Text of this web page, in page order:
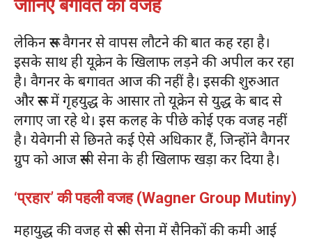
जानिए बगावत की वजह
लेकिन रूस वैगनर से वापस लौटने की बात कह रहा है।
इसके साथ ही यूक्रेन के खिलाफ लड़ने की अपील कर रहा
है। वैगनर के बगावत आज की नहीं है। इसकी शुरुआत
और रूस में गृहयुद्ध के आसार तो यूक्रेन से युद्ध के बाद से
लगाए जा रहे थे। इस कलह के पीछे कोई एक वजह नहीं
है। येवेगनी से छिनते कई ऐसे अधिकार हैं, जिन्होंने वैगनर
ग्रुप को आज रूसी सेना के ही खिलाफ खड़ा कर दिया है।
‘प्रहार’ की पहली वजह (Wagner Group Mutiny)
महायुद्ध की वजह से रूसी सेना में सैनिकों की कमी आई